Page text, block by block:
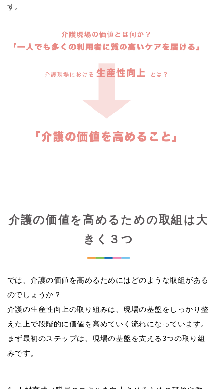
介護の価値を高めるための取組は大
きく３つ
では、介護の価値を高めるためにはどのような取組がある
のでしょうか？
介護の生産性向上の取り組みは、現場の基盤をしっかり整
えた上で段階的に価値を高めていく流れになっています。
まず最初のステップは、現場の基盤を支える3つの取り組